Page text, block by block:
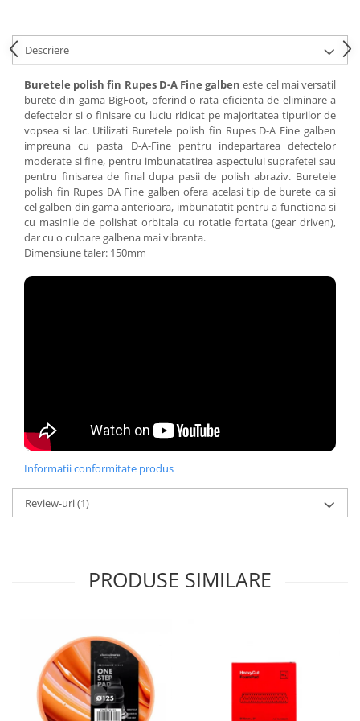
Descriere
Buretele polish fin Rupes D-A Fine galben este cel mai versatil
burete din gama BigFoot, oferind o rata eficienta de eliminare a
defectelor si o finisare cu luciu ridicat pe majoritatea tipurilor de
vopsea si lac. Utilizati Buretele polish fin Rupes D-A Fine galben
impreuna cu pasta D-A-Fine pentru indepartarea defectelor
moderate si fine, pentru imbunatatirea aspectului suprafetei sau
pentru finisarea de final dupa pasii de polish abraziv. Buretele
polish fin Rupes DA Fine galben ofera acelasi tip de burete ca si
cel galben din gama anterioara, imbunatatit pentru a functiona si
cu masinile de polishat orbitala cu rotatie fortata (gear driven),
dar cu o culoare galbena mai vibranta.
Dimensiune taler: 150mm
Informatii conformitate produs
Review-uri(1)
PRODUSE SIMILARE